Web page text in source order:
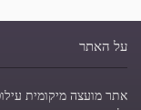
על האתר
אתר מועצה מיקומית